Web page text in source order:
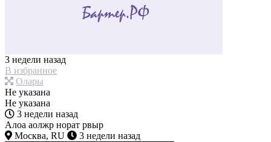
3 недели назад
В избранное
Олары
Не указана
Не указана
3 недели назад
Алоа аолжр норат рвыр
Москва, RU
3 недели назад